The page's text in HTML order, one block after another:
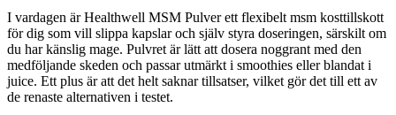
I vardagen är Healthwell MSM Pulver ett flexibelt msm kosttillskott
för dig som vill slippa kapslar och själv styra doseringen, särskilt om
du har känslig mage. Pulvret är lätt att dosera noggrant med den
medföljande skeden och passar utmärkt i smoothies eller blandat i
juice. Ett plus är att det helt saknar tillsatser, vilket gör det till ett av
de renaste alternativen i testet.